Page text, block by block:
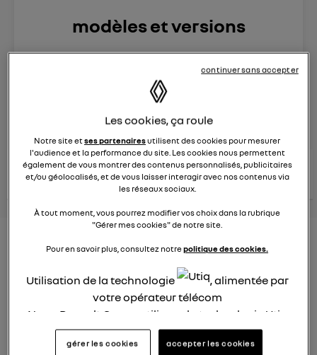
modèles et versions
Véhicules RENAULT
posez une question
conseils Renault
consultez les
conseils
similaires
voir tous les
conseils
Nouveau modèle électrique
26 janvier 2022 à 13:26
Quel est le nouveau modèle électrique Renault cette
Les cookies, ça roule
Notre site etses partenairesutilisent des cookies pour mesurer
l'audience et la performance du site. Les cookies nous permettent
également de vous montrer des contenus personnalisés, publicitaires
et/ou géolocalisés, et de vous laisser interagir avec nos contenus via
les réseaux sociaux.
À tout moment, vous pourrez modifier vos choix dans la rubrique
"Gérer mes cookies" de notre site.
Pour en savoir plus, consultez notrepolitique des cookies.
Utilisation de la technologie
, alimentée par
votre opérateur télécom
Nous, Renault Group, utilisons la technologie Utiq
pour nos activités digitales (telles que décrites
dans cette notice de consentement) et liées à
gérer les cookies accepter les cookies
continuer sans accepter